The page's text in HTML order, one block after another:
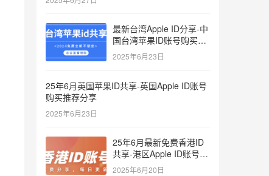
最新台湾Apple ID分享-中
国台湾苹果ID账号购买推
荐2025
2025年6月23日
25年6月英国苹果ID共享-英国Apple ID账号
购买推荐分享
2025年6月23日
25年6月最新免费香港ID
共享-港区Apple ID账号分
享
2025年6月20日